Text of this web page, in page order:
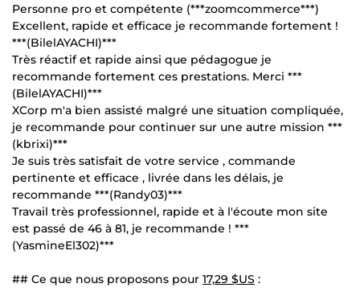
Personne pro et compétente (***zoomcommerce***)
Excellent, rapide et efficace je recommande fortement !
***(BilelAYACHI)***
Très réactif et rapide ainsi que pédagogue je
recommande fortement ces prestations. Merci ***
(BilelAYACHI)***
XCorp m'a bien assisté malgré une situation compliquée,
je recommande pour continuer sur une autre mission ***
(kbrixi)***
Je suis très satisfait de votre service , commande
pertinente et efficace , livrée dans les délais, je
recommande ***(Randy03)***
Travail très professionnel, rapide et à l'écoute mon site
est passé de 46 à 81, je recommande ! ***
(YasmineEl302)***
## Ce que nous proposons pour 17,29 $US :